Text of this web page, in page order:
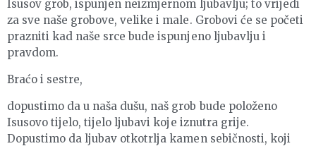
Isusov grob, ispunjen neizmjernom ljubavlju; to vrijedi
za sve naše grobove, velike i male. Grobovi će se početi
prazniti kad naše srce bude ispunjeno ljubavlju i
pravdom.
Braćo i sestre,
dopustimo da u naša dušu, naš grob bude položeno
Isusovo tijelo, tijelo ljubavi koje iznutra grije.
Dopustimo da ljubav otkotrlja kamen sebičnosti, koji